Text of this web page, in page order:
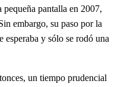
pantalla en 2007,
embargo, su paso por la
esperaba y sólo se rodó una
un tiempo prudencial